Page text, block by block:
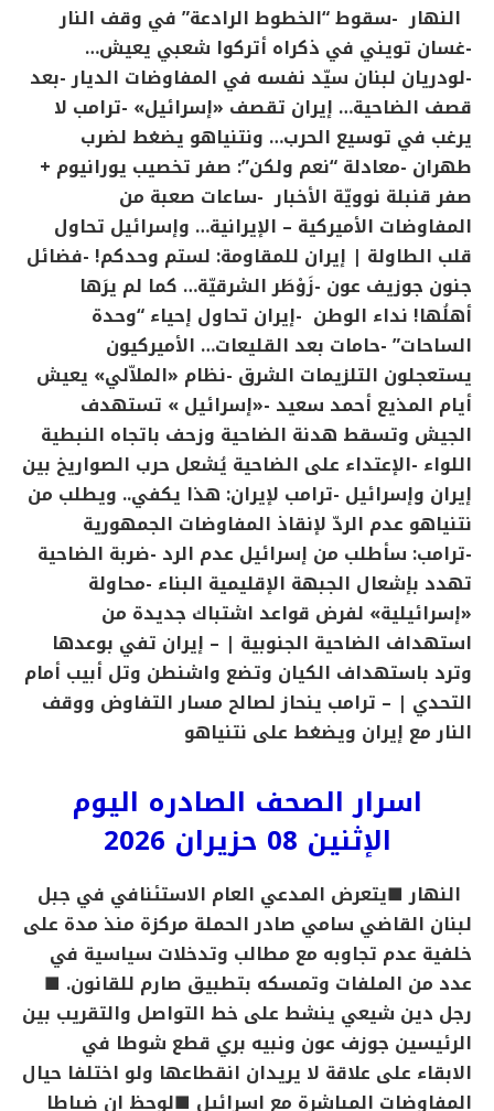
النهار -سقوط “الخطوط الرادعة” في وقف النار
-غسان تويني في ذكراه أتركوا شعبي يعيش…
-لودريان لبنان سيّد نفسه في المفاوضات الديار -بعد
قصف الضاحية… إيران تقصف «إسرائيل» -ترامب لا
يرغب في توسيع الحرب… ونتنياهو يضغط لضرب
طهران -معادلة “نعم ولكن”: صفر تخصيب يورانيوم +
صفر قنبلة نوويّة الأخبار -ساعات صعبة من
المفاوضات الأميركية – الإيرانية… وإسرائيل تحاول
قلب الطاولة | إيران للمقاومة: لستم وحدكم! -فضائل
جنون جوزيف عون -زَوْطَر الشرقيّة… كما لم يرَها
أهلُها! نداء الوطن -إيران تحاول إحياء “وحدة
الساحات” -حامات بعد القليعات… الأميركيون
يستعجلون التلزيمات الشرق -نظام «الملاّلي» يعيش
أيام المذيع أحمد سعيد -«إسرائيل » تستهدف
الجيش وتسقط هدنة الضاحية وزحف باتجاه النبطية
اللواء -الإعتداء على الضاحية يُشعل حرب الصواريخ بين
إيران وإسرائيل -ترامب لإيران: هذا يكفي.. ويطلب من
نتنياهو عدم الردّ لإنقاذ المفاوضات الجمهورية
-ترامب: سأطلب من إسرائيل عدم الرد -ضربة الضاحية
تهدد بإشعال الجبهة الإقليمية البناء -محاولة
«إسرائيلية» لفرض قواعد اشتباك جديدة من
استهداف الضاحية الجنوبية | – إيران تفي بوعدها
وترد باستهداف الكيان وتضع واشنطن وتل أبيب أمام
التحدي | – ترامب ينحاز لصالح مسار التفاوض ووقف
النار مع إيران ويضغط على نتنياهو
اسرار الصحف الصادره اليوم
الإثنين 08 حزيران 2026
النهار ■يتعرض المدعي العام الاستئنافي في جبل
لبنان القاضي سامي صادر الحملة مركزة منذ مدة على
خلفية عدم تجاوبه مع مطالب وتدخلات سياسية في
عدد من الملفات وتمسكه بتطبيق صارم للقانون. ■
رجل دين شيعي ينشط على خط التواصل والتقريب بين
الرئيسين جوزف عون ونبيه بري قطع شوطا في
الابقاء على علاقة لا يريدان انقطاعها ولو اختلفا حيال
المفاوضات المباشرة مع اسرائیل ■لوحظ ان ضباطا